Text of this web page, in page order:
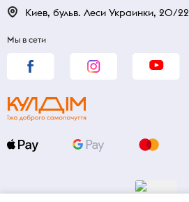
Киев, бульв. Леси Украинки, 20/22
Мы в сети